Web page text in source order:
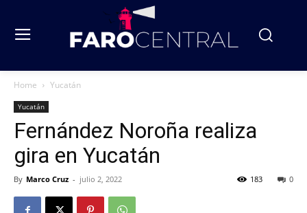
Home Yucatán
Yucatán
Fernández Noroña realiza
gira en Yucatán
By Marco Cruz - julio 2, 2022 0
183